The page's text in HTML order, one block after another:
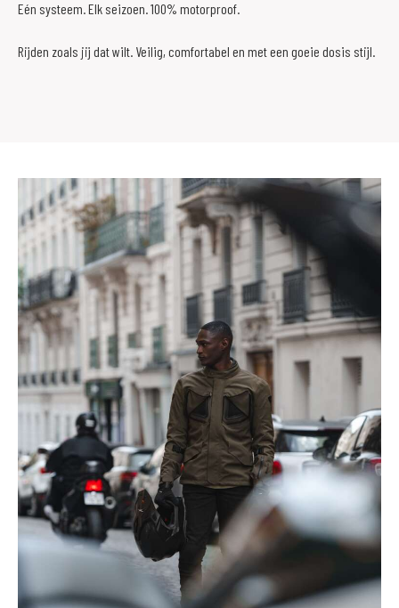
Eén systeem. Elk seizoen. 100% motorproof.
Rijden zoals jij dat wilt. Veilig, comfortabel en met een goeie dosis stijl.